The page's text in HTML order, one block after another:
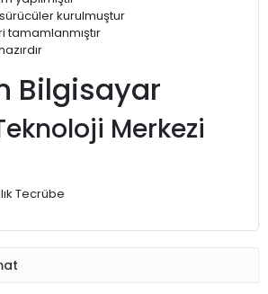
kurulmuştur
tamamlanmıştır
Bilgisayar
Merkezi
Tecrübe